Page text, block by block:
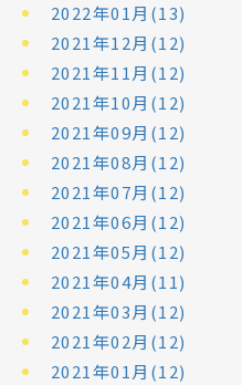
2022年01月(13)
2021年12月(12)
2021年11月(12)
2021年10月(12)
2021年09月(12)
2021年08月(12)
2021年07月(12)
2021年06月(12)
2021年05月(12)
2021年04月(11)
2021年03月(12)
2021年02月(12)
2021年01月(12)